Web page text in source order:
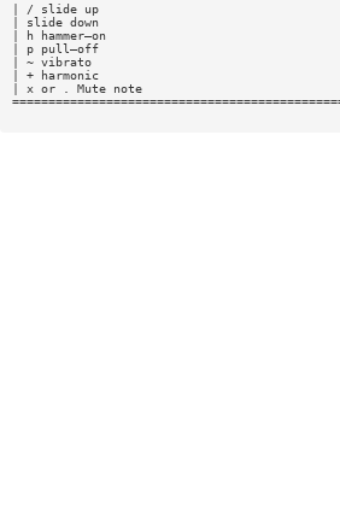
| / slide up
| slide down
| h hammer—on
| p pull—off
| ~ vibrato
| + harmonic
| x or . Mute note